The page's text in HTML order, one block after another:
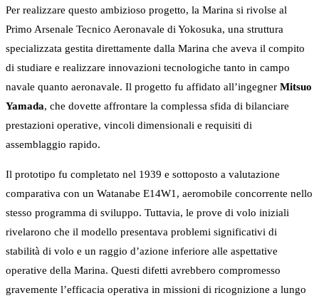
Per realizzare questo ambizioso progetto, la Marina si rivolse al
Primo Arsenale Tecnico Aeronavale di Yokosuka, una struttura
specializzata gestita direttamente dalla Marina che aveva il compito
di studiare e realizzare innovazioni tecnologiche tanto in campo
navale quanto aeronavale. Il progetto fu affidato all’ingegner Mitsuo
Yamada, che dovette affrontare la complessa sfida di bilanciare
prestazioni operative, vincoli dimensionali e requisiti di
assemblaggio rapido.
Il prototipo fu completato nel 1939 e sottoposto a valutazione
comparativa con un Watanabe E14W1, aeromobile concorrente nello
stesso programma di sviluppo. Tuttavia, le prove di volo iniziali
rivelarono che il modello presentava problemi significativi di
stabilità di volo e un raggio d’azione inferiore alle aspettative
operative della Marina. Questi difetti avrebbero compromesso
gravemente l’efficacia operativa in missioni di ricognizione a lungo